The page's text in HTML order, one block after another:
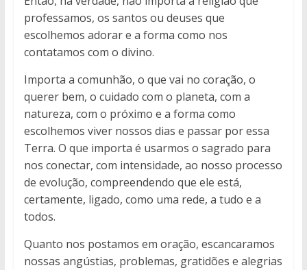
professamos, os santos ou deuses que
escolhemos adorar e a forma como nos
contatamos com o divino.
Importa a comunhão, o que vai no coração, o
querer bem, o cuidado com o planeta, com a
natureza, com o próximo e a forma como
escolhemos viver nossos dias e passar por essa
Terra. O que importa é usarmos o sagrado para
nos conectar, com intensidade, ao nosso processo
de evolução, compreendendo que ele está,
certamente, ligado, como uma rede, a tudo e a
todos.
Quanto nos postamos em oração, escancaramos
nossas angústias, problemas, gratidões e alegrias